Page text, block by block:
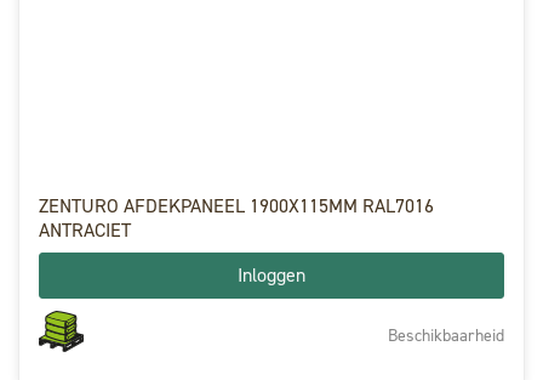
ZENTURO AFDEKPANEEL 1900X115MM RAL7016
ANTRACIET
Inloggen
Beschikbaarheid